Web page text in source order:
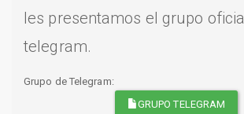
les presentamos el grupo
telegram.
Grupo de Telegram:
GRUPO TELEGRAM